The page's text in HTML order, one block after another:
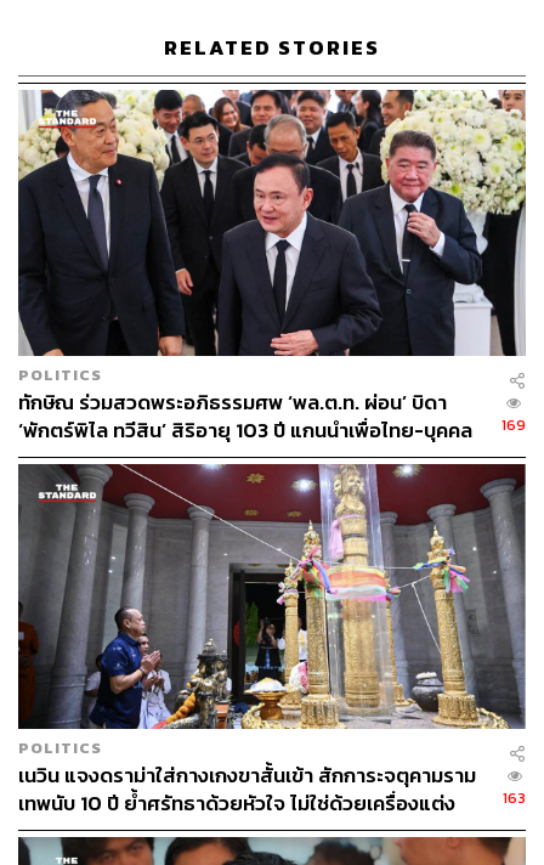
RELATED STORIES
POLITICS
ทักษิณ ร่วมสวดพระอภิธรรมศพ ‘พล.ต.ท. ผ่อน’ บิดา
‘พักตร์พิไล ทวีสิน’ สิริอายุ 103 ปี แกนนำเพื่อไทย-บุคคล
หลากวงการร่วมอาลัย
169
POLITICS
เนวิน แจงดราม่าใส่กางเกงขาสั้นเข้า สักการะจตุคามราม
เทพนับ 10 ปี ย้ำศรัทธาด้วยหัวใจ ไม่ใช่ด้วยเครื่องแต่ง
กาย
163